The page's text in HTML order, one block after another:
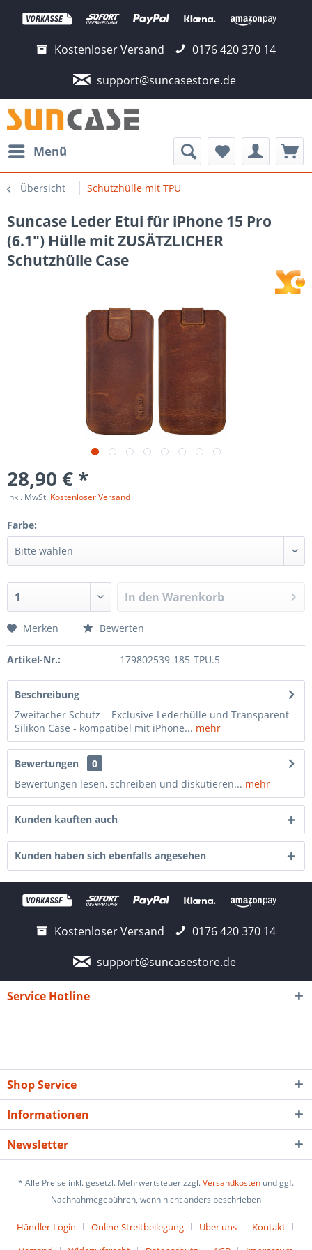
Kostenloser Versand
0176 420 370 14
support@suncasestore.de
Menü
Übersicht Schutzhülle mit TPU
Suncase Leder Etui für iPhone 15 Pro
(6.1") Hülle mit ZUSÄTZLICHER
Schutzhülle Case
28,90 € *
inkl. MwSt. Kostenloser Versand
Farbe:
In den Warenkorb
Merken Bewerten
Artikel-Nr.: 179802539-185-TPU.5
Beschreibung
Zweifacher Schutz = Exclusive Lederhülle und Transparent
Silikon Case - kompatibel mit iPhone... mehr
Bewertungen
0
Bewertungen lesen, schreiben und diskutieren... mehr
Kunden kauften auch
Kunden haben sich ebenfalls angesehen
Kostenloser Versand
0176 420 370 14
support@suncasestore.de
Service Hotline
Shop Service
Informationen
Newsletter
* Alle Preise inkl. gesetzl. Mehrwertsteuer zzgl.Versandkosten und ggf.
Nachnahmegebühren, wenn nicht anders beschrieben
Händler-Login Online-Streitbeilegung Über uns
Kontakt